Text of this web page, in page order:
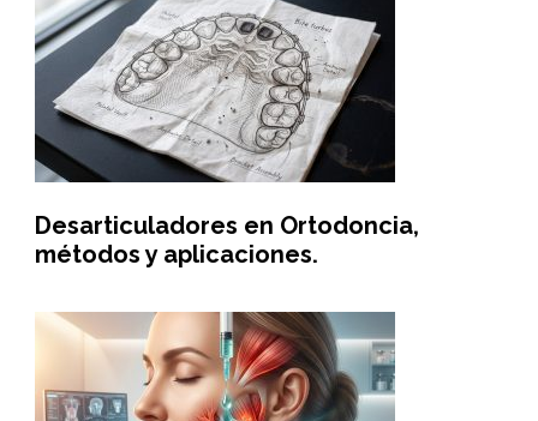
Desarticuladores en Ortodoncia,
métodos y aplicaciones.